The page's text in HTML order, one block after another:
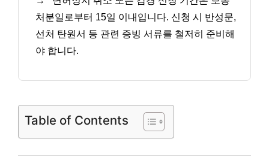
처분일로부터 15일 이내입니다. 신청 시 반성문,
선처 탄원서 등 관련 증빙 서류를 철저히 준비해
야 합니다.
Table of Contents